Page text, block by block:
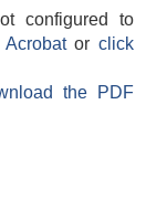
configured to
Acrobatorclick
the PDF